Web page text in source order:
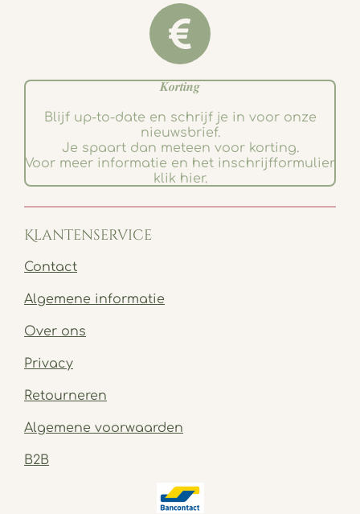
𝑲𝒐𝒓𝒕𝒊𝒏𝒈
Blijf up-to-date en schrijf je in voor onze
nieuwsbrief.
Je spaart dan meteen voor korting.
Voor meer informatie en het inschrijfformulier
klik hier.
Klantenservice
Contact
Algemene informatie
Over ons
Privacy
Retourneren
Algemene voorwaarden
B2B